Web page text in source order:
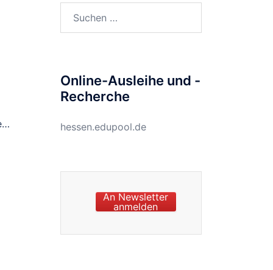
Online-Ausleihe und -
Recherche
hessen.edupool.de
An Newsletter
anmelden